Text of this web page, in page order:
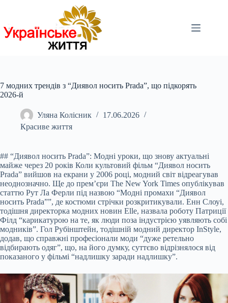
7 модних трендів з “Диявол носить Prada”, що підкорять
2026-й
Уляна Колісник
17.06.2026
Красиве життя
## “Диявол носить Prada”: Модні уроки, що знову актуальні
майже через 20 років Коли культовий фільм “Диявол носить
Prada” вийшов на екрани у 2006 році, модний світ відреагував
неоднозначно. Ще до прем’єри The New York Times опублікував
статтю Рут Ла Ферли під назвою “Модні промахи “Диявол
носить Prada””, де костюми стрічки розкритикували. Енн Слоуі,
тодішня директорка модних новин Elle, назвала роботу Патриції
Філд “карикатурою на те, як люди поза індустрією уявляють собі
модників”. Гол Рубінштейн, тодішній модний директор InStyle,
додав, що справжні професіонали моди “дуже ретельно
відбирають одяг”, що, на його думку, суттєво відрізнялося від
показаного у фільмі “надлишку заради надлишку”.